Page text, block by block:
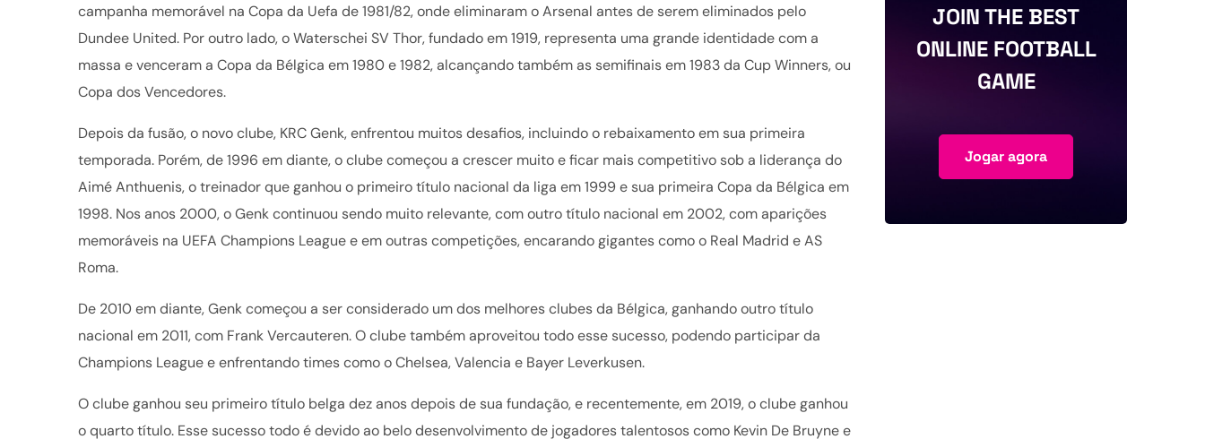
campanha memorável na Copa da Uefa de 1981/82, onde eliminaram o Arsenal antes de serem eliminados pelo
Dundee United. Por outro lado, o Waterschei SV Thor, fundado em 1919, representa uma grande identidade com a
massa e venceram a Copa da Bélgica em 1980 e 1982, alcançando também as semifinais em 1983 da Cup Winners, ou
Copa dos Vencedores.
Depois da fusão, o novo clube, KRC Genk, enfrentou muitos desafios, incluindo o rebaixamento em sua primeira
temporada. Porém, de 1996 em diante, o clube começou a crescer muito e ficar mais competitivo sob a liderança do
Aimé Anthuenis, o treinador que ganhou o primeiro título nacional da liga em 1999 e sua primeira Copa da Bélgica em
1998. Nos anos 2000, o Genk continuou sendo muito relevante, com outro título nacional em 2002, com aparições
memoráveis na UEFA Champions League e em outras competições, encarando gigantes como o Real Madrid e AS
Roma.
De 2010 em diante, Genk começou a ser considerado um dos melhores clubes da Bélgica, ganhando outro título
nacional em 2011, com Frank Vercauteren. O clube também aproveitou todo esse sucesso, podendo participar da
Champions League e enfrentando times como o Chelsea, Valencia e Bayer Leverkusen.
O clube ganhou seu primeiro título belga dez anos depois de sua fundação, e recentemente, em 2019, o clube ganhou
o quarto título. Esse sucesso todo é devido ao belo desenvolvimento de jogadores talentosos como Kevin De Bruyne e
JOIN THE BEST
ONLINE FOOTBALL
GAME
Jogar agora